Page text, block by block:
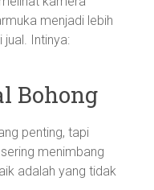
menjadi lebih
Intinya:
Bohong
penting, tapi
menimbang
adalah yang tidak